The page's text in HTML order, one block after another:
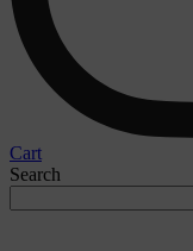
Cart
Search